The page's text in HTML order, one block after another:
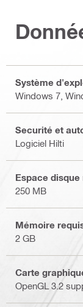
Système
Windows 7,
Securité et
Logiciel Hilti
Espace
250 MB
Mémoire
2 GB
Carte
OpenGL 3.2